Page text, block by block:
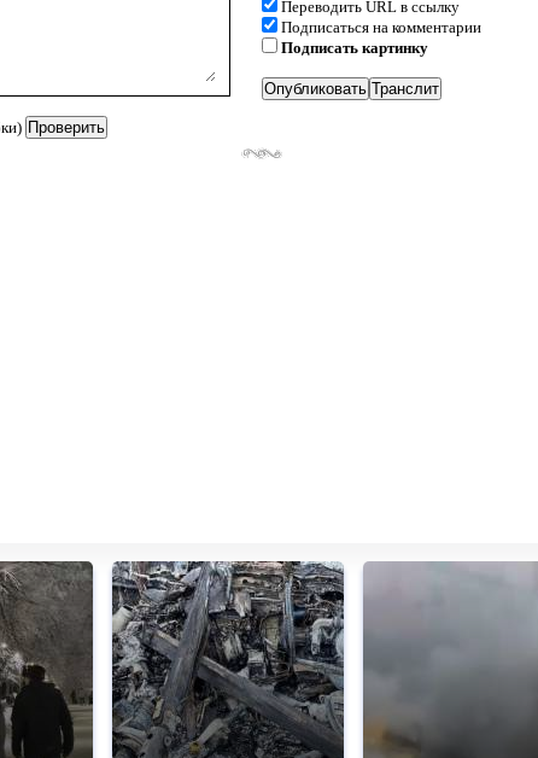
Переводить URL в ссылку
Подписаться на комментарии
Подписать картинку